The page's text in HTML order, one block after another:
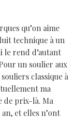
qu’on aime
technique à un
rend d’autant
un soulier aux
classique à
ma
de prix-là. Ma
et elles n’ont